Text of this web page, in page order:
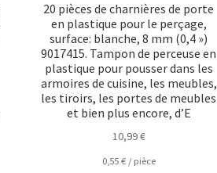
20 pièces de charnières de porte
en plastique pour le perçage,
surface: blanche, 8 mm (0,4 »)
9017415. Tampon de perceuse en
plastique pour pousser dans les
armoires de cuisine, les meubles,
les tiroirs, les portes de meubles
et bien plus encore, d’E
10,99€
0,55 €/ pièce